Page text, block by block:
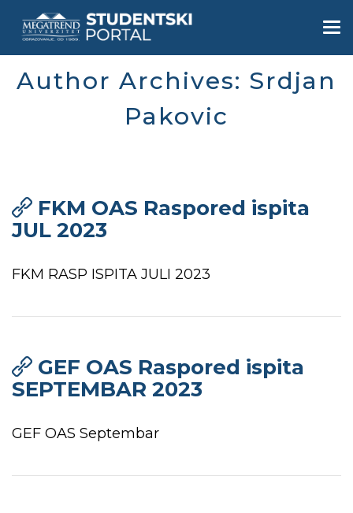
Author Archives: Srdjan
Pakovic
FKM OAS Raspored ispita
JUL 2023
FKM RASP ISPITA JULI 2023
GEF OAS Raspored ispita
SEPTEMBAR 2023
GEF OAS Septembar